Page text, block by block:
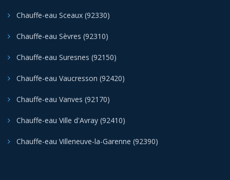
Chauffe-eau Sceaux (92330)
Chauffe-eau Sèvres (92310)
Chauffe-eau Suresnes (92150)
Chauffe-eau Vaucresson (92420)
Chauffe-eau Vanves (92170)
Chauffe-eau Ville d'Avray (92410)
Chauffe-eau Villeneuve-la-Garenne (92390)